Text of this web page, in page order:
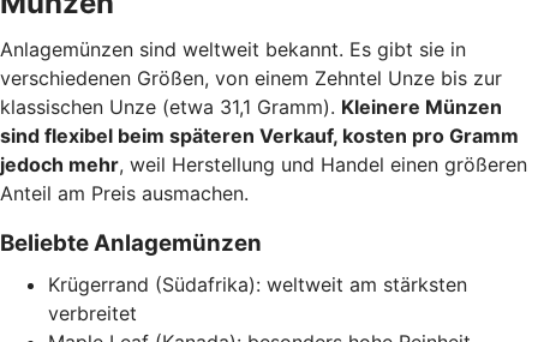
Anlagemünzen sind weltweit bekannt. Es gibt sie in
verschiedenen Größen, von einem Zehntel Unze bis zur
klassischen Unze (etwa 31,1 Gramm). Kleinere Münzen
sind flexibel beim späteren Verkauf, kosten pro Gramm
jedoch mehr, weil Herstellung und Handel einen größeren
Anteil am Preis ausmachen.
Beliebte Anlagemünzen
Krügerrand (Südafrika): weltweit am stärksten
verbreitet